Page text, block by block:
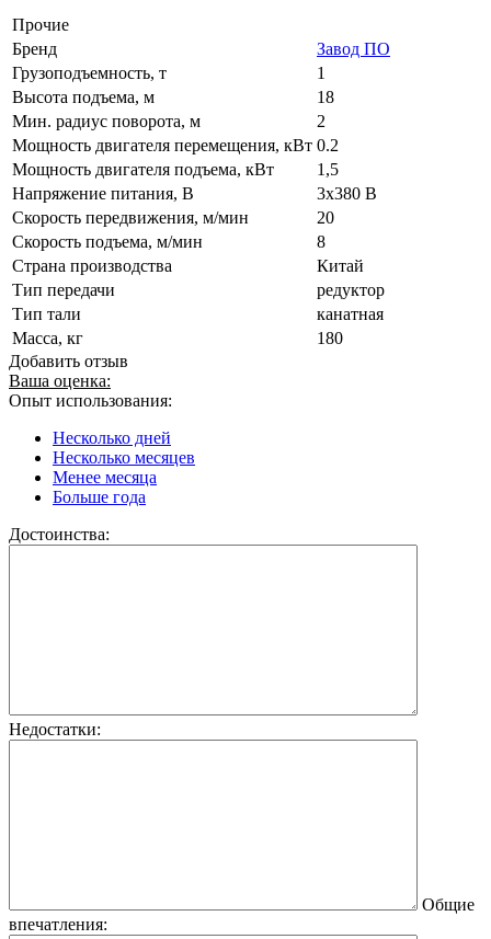
Прочие
Бренд
Завод ПО
Грузоподъемность, т
1
Высота подъема, м
18
Мин. радиус поворота, м
2
Мощность двигателя перемещения, кВт 0.2
Мощность двигателя подъема, кВт
1,5
Напряжение питания, В
3x380 В
Скорость передвижения, м/мин
20
Скорость подъема, м/мин
8
Страна производства
Китай
Тип передачи
редуктор
Тип тали
канатная
Масса, кг
180
Добавить отзыв
Ваша оценка:
Опыт использования:
Несколько дней
Несколько месяцев
Менее месяца
Больше года
Достоинства:
Недостатки:
Общие
впечатления: